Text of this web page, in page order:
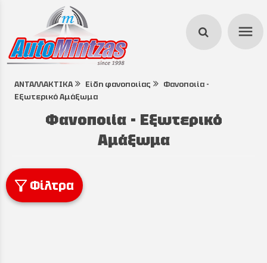
menu
ΑΝΤΑΛΛΑΚΤΙΚΑ Είδη φανοποιίας
Φανοποιία -
Εξωτερικό Αμάξωμα
Φανοποιία - Εξωτερικό
Αμάξωμα
Φίλτρα